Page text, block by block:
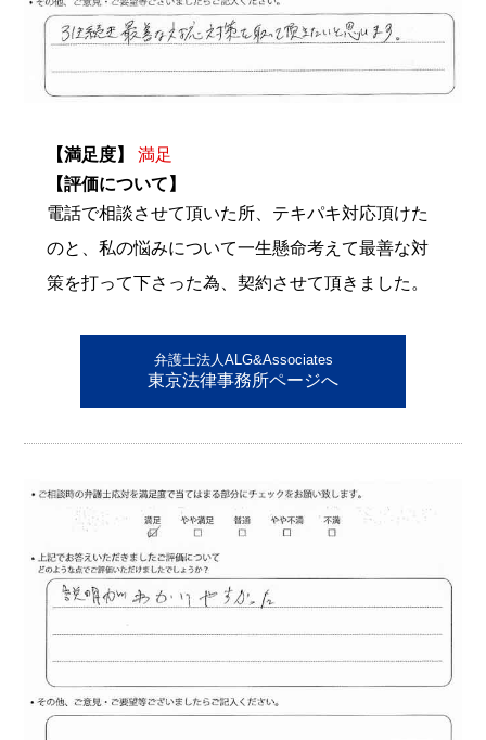
【満足度】
満足
【評価について】
電話で相談させて頂いた所、テキパキ対応頂けた
のと、私の悩みについて一生懸命考えて最善な対
策を打って下さった為、契約させて頂きました。
弁護士法人ALG&Associates
東京法律事務所ページへ